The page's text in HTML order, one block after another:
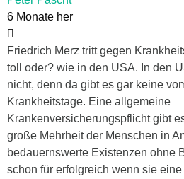
6 Monate her
Friedrich Merz tritt gegen
toll oder? wie in den USA. In den
nicht, denn da gibt es gar keine
Krankheitstage. Eine allgemeine
Krankenversicherungspflicht gibt
große Mehrheit der Menschen in
bedauernswerte Existenzen ohne
schon für erfolgreich wenn sie